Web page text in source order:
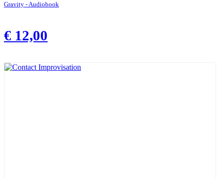
Gravity - Audiobook
€ 12,00